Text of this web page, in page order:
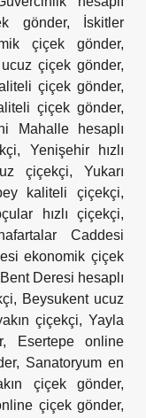
gönder,
İskitler
çiçek gönder,
çiçek gönder,
çiçek gönder,
çiçek gönder,
Mahalle hesaplı
, Yenişehir hızlı
çiçekçi, Yukarı
kaliteli çiçekçi,
hızlı çiçekçi,
Caddesi
ekonomik çiçek
Bent Deresi hesaplı
, Beysukent ucuz
çiçekçi,Yayla
,
Esertepe online
, Sanatoryum en
çiçek gönder,
çiçek gönder,